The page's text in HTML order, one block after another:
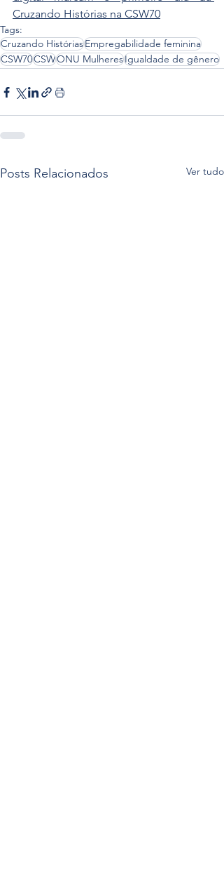
Cruzando Histórias na CSW70
Tags:
Cruzando HistóriasEmpregabilidade feminina
CSW70CSWONU MulheresIgualdade de gênero
Posts Relacionados Ver tudo